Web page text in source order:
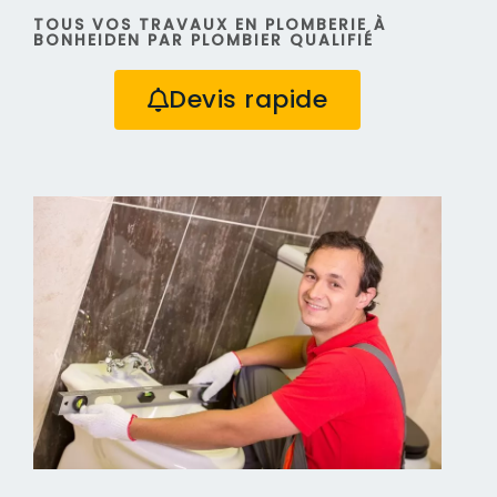
TOUS VOS TRAVAUX EN PLOMBERIE À
BONHEIDEN PAR PLOMBIER QUALIFIÉ
Devis rapide